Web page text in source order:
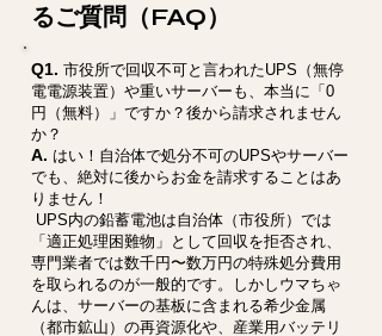
るご質問（FAQ）
Q1. 市役所で回収不可と言われたUPS（無停
電電源装置）や重いサーバーも、本当に「0
円（無料）」ですか？後から請求されません
か？
A. はい！自治体で処分不可のUPSやサーバー
でも、絶対に後からお金を請求することはあ
りません！
UPS内の鉛蓄電池は自治体（市役所）では
「適正処理困難物」として回収を拒否され、
専門業者では数千円〜数万円の特殊処分費用
を取られるのが一般的です。しかしウマちゃ
んは、サーバーの基板に含まれる希少金属
（都市鉱山）の再資源化や、産業用バッテリ